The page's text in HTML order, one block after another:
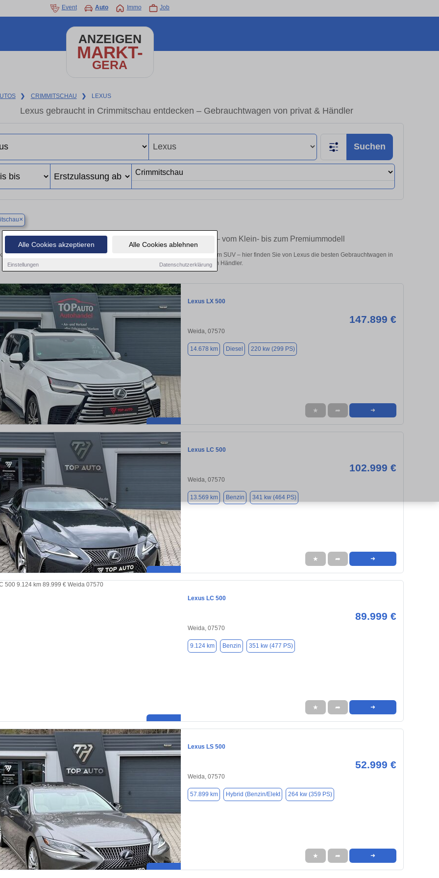
Alle Cookies akzeptieren Alle Cookies ablehnen
Einstellungen Datenschutzerklärung
Event Auto Immo Job
ANZEIGEN
MARKT-
GERA
❯ CRIMMITSCHAU ❯ LEXUS
Lexus gebraucht in Crimmitschau entdecken – Gebrauchtwagen von privat & Händler
Suchen
×
Finden Sie in Crimmitschau Ihren gebrauchten Lexus – vom Klein- bis zum Premiummodell
Sie in Crimmitschau gebrauchte Lexus Fahrzeuge. Von Kleinwagen bis hin zum SUV – hier finden Sie von Lexus die besten Gebrauchtwagen in
Crimmitschau von privat und vom Händler.
Lexus LX 500
147.899 €
Weida, 07570
14.678 km Diesel 220 kw (299 PS)
★ ➦ ➜
Lexus LC 500
102.999 €
Weida, 07570
13.569 km Benzin 341 kw (464 PS)
★ ➦ ➜
Lexus LC 500
89.999 €
Weida, 07570
9.124 km Benzin 351 kw (477 PS)
★ ➦ ➜
Lexus LS 500
52.999 €
Weida, 07570
57.899 km Hybrid (Benzin/Elekt 264 kw (359 PS)
★ ➦ ➜